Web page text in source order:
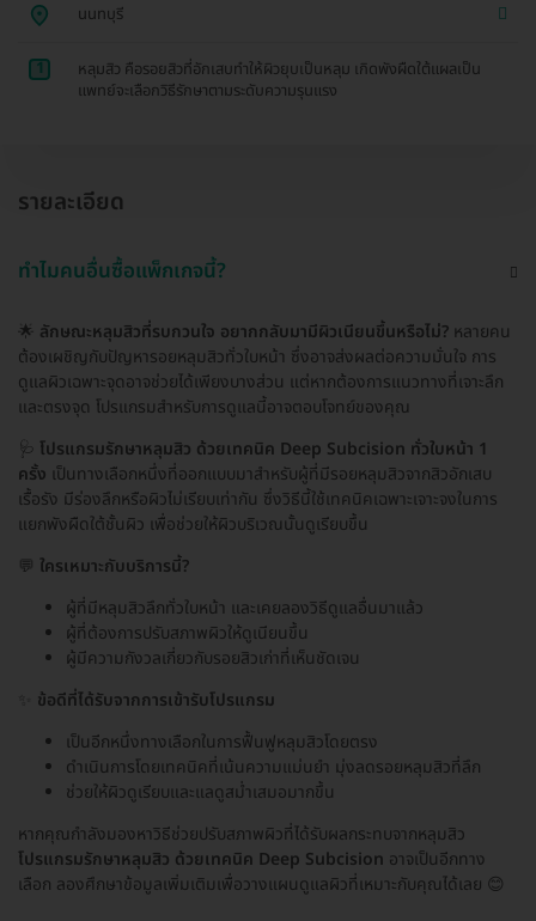
นนทบุรี
1
หลุมสิว คือรอยสิวที่อักเสบทำให้ผิวยุบเป็นหลุม เกิดพังผืดใต้แผลเป็น
แพทย์จะเลือกวิธีรักษาตามระดับความรุนแรง
รายละเอียด
ทำไมคนอื่นซื้อแพ็กเกจนี้?
🌟 ลักษณะหลุมสิวที่รบกวนใจ อยากกลับมามีผิวเนียนขึ้นหรือไม่? หลายคน
ต้องเผชิญกับปัญหารอยหลุมสิวทั่วใบหน้า ซึ่งอาจส่งผลต่อความมั่นใจ การ
ดูแลผิวเฉพาะจุดอาจช่วยได้เพียงบางส่วน แต่หากต้องการแนวทางที่เจาะลึก
และตรงจุด โปรแกรมสำหรับการดูแลนี้อาจตอบโจทย์ของคุณ
🩺 โปรแกรมรักษาหลุมสิว ด้วยเทคนิค Deep Subcision ทั่วใบหน้า 1
ครั้ง เป็นทางเลือกหนึ่งที่ออกแบบมาสำหรับผู้ที่มีรอยหลุมสิวจากสิวอักเสบ
เรื้อรัง มีร่องลึกหรือผิวไม่เรียบเท่ากัน ซึ่งวิธีนี้ใช้เทคนิคเฉพาะเจาะจงในการ
แยกพังผืดใต้ชั้นผิว เพื่อช่วยให้ผิวบริเวณนั้นดูเรียบขึ้น
💬 ใครเหมาะกับบริการนี้?
ผู้ที่มีหลุมสิวลึกทั่วใบหน้า และเคยลองวิธีดูแลอื่นมาแล้ว
ผู้ที่ต้องการปรับสภาพผิวให้ดูเนียนขึ้น
ผู้มีความกังวลเกี่ยวกับรอยสิวเก่าที่เห็นชัดเจน
ข้อดีที่ได้รับจากการเข้ารับโปรแกรม
เป็นอีกหนึ่งทางเลือกในการฟื้นฟูหลุมสิวโดยตรง
ดำเนินการโดยเทคนิคที่เน้นความแม่นยำ มุ่งลดรอยหลุมสิวที่ลึก
ช่วยให้ผิวดูเรียบและแลดูสม่ำเสมอมากขึ้น
หากคุณกำลังมองหาวิธีช่วยปรับสภาพผิวที่ได้รับผลกระทบจากหลุมสิว
โปรแกรมรักษาหลุมสิว ด้วยเทคนิค Deep Subcision อาจเป็นอีกทาง
เลือก ลองศึกษาข้อมูลเพิ่มเติมเพื่อวางแผนดูแลผิวที่เหมาะกับคุณได้เลย 😊